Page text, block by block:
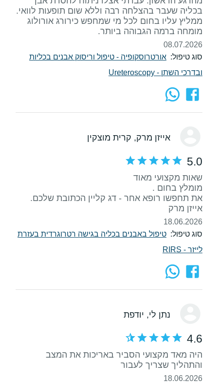
בכליה שעבר בהצלחה רבה וללא שום תופעות לוואי.
ממליץ עליו בחום לכל מי שמחפש כירורג אורולוג
מומחה ברמה הגבוהה ביותר.
08.07.2026
סוג טיפול: אורטרוסקופיה - טיפול וריסוק אבנים בכליות
ובדרכי השתן - Ureteroscopy
אייזן מרק, קרית מוצקין
5.0
אייזן מרק
18.06.2026
סוג טיפול: טיפול באבנים בכליה בגישה רטרוגרדית בעזרת
לייזר - RIRS
נתן לי, יודפת
4.6
היה מאד מקצועי הסביר באריכות את המצב
והתהליך שצריך לעבור
18.06.2026